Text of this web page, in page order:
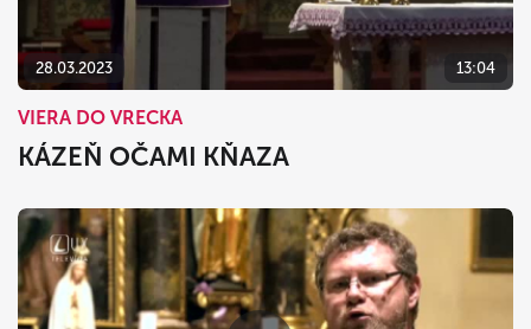
28.03.2023 13:04
VIERA DO VRECKA
KÁZEŇ OČAMI KŇAZA